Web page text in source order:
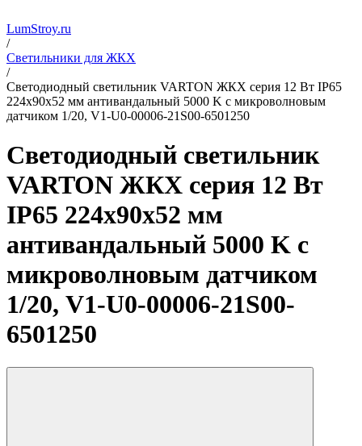
LumStroy.ru
/
Светильники для ЖКХ
/
Светодиодный светильник VARTON ЖКХ серия 12 Вт IP65
224х90х52 мм антивандальный 5000 K с микроволновым
датчиком 1/20, V1-U0-00006-21S00-6501250
Светодиодный светильник
VARTON ЖКХ серия 12 Вт
IP65 224х90х52 мм
антивандальный 5000 K с
микроволновым датчиком
1/20, V1-U0-00006-21S00-
6501250